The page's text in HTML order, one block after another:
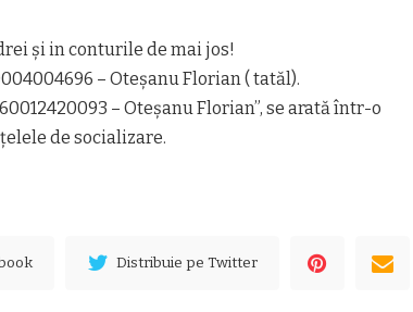
și in conturile de mai jos!
– Oteşanu Florian ( tatăl).
– Oteşanu Florian”, se arată într-o
de socializare.
Distribuie pe Twitter